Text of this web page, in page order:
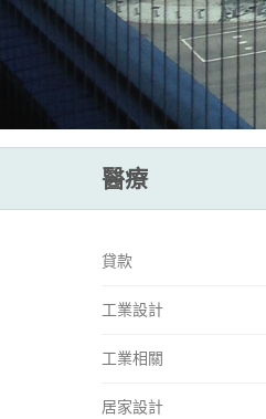
醫療
貸款
工業設計
工業相關
居家設計